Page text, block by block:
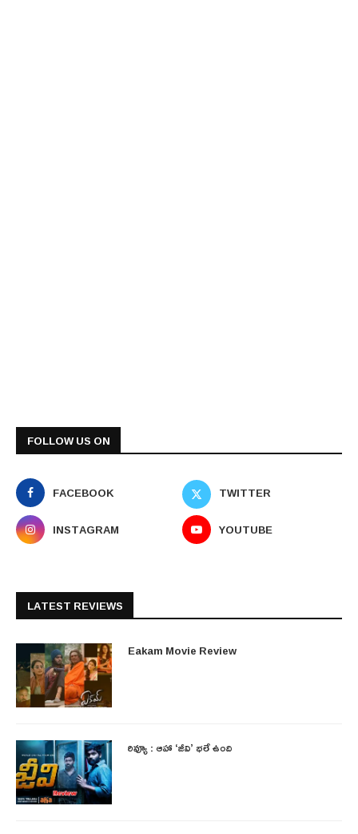
FOLLOW US ON
FACEBOOK
TWITTER
INSTAGRAM
YOUTUBE
LATEST REVIEWS
Eakam Movie Review
రివ్యూ : ఆహా ‘జీవి’ భలే ఉంది